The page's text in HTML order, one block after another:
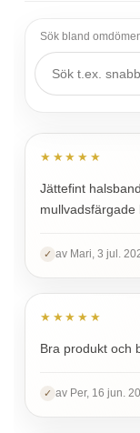
Sök bland
★★★★★
Jättefint
mullvadsfärgade
✓ av Mari, 3 jul.
★★★★★
Bra produkt och
✓ av Per, 16 jun.